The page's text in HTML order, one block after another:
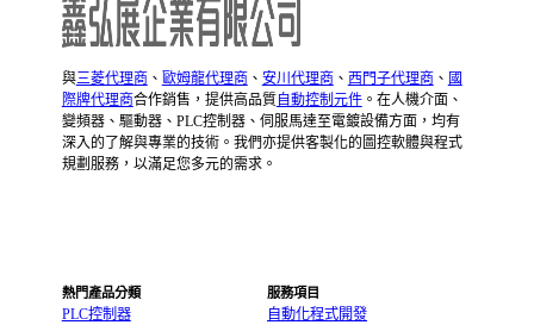
與三菱代理商 、 歐姆龍代理商 、 安川代理商 、 西門子代理商 、 國
際牌代理商合作銷售，提供高品質自動控制元件。在人機介面、
變頻器、驅動器、PLC控制器、伺服馬達至電鍍設備方面，均有
深入的了解與專業的技術。我們亦提供客製化的圖控軟體與程式
規劃服務，以滿足您多元的需求。
熱門產品分類
PLC控制器
服務項目
自動化程式開發